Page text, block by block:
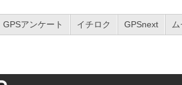
GPSアンケート イチロク GPSnext